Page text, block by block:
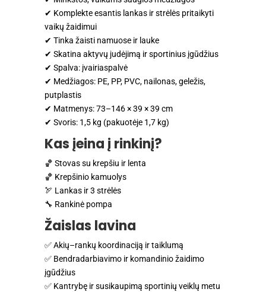
✔ Komplekte esantis lankas ir strėlės pritaikyti
vaikų žaidimui
✔ Tinka žaisti namuose ir lauke
✔ Skatina aktyvų judėjimą ir sportinius įgūdžius
✔ Spalva: įvairiaspalvė
✔ Medžiagos: PE, PP, PVC, nailonas, geležis,
putplastis
✔ Matmenys: 73–146 × 39 × 39 cm
✔ Svoris: 1,5 kg (pakuotėje 1,7 kg)
Kas įeina į rinkinį?
🏀 Stovas su krepšiu ir lenta
🏀 Krepšinio kamuolys
🏹 Lankas ir 3 strėlės
🔧 Rankinė pompa
Žaislas lavina
✅ Akių–rankų koordinaciją ir taiklumą
✅ Bendradarbiavimo ir komandinio žaidimo
įgūdžius
✅ Kantrybę ir susikaupimą sportinių veiklų metu